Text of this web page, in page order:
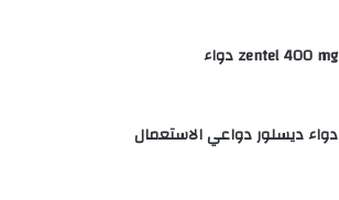
zentel 400 mg دواء
دواء ديسلور دواعي الاستعمال